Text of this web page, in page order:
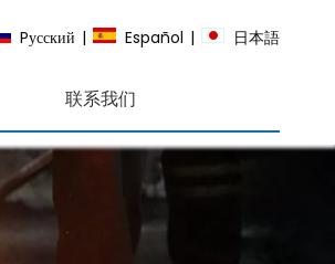
Pусский | Español | 日本語
联系我们